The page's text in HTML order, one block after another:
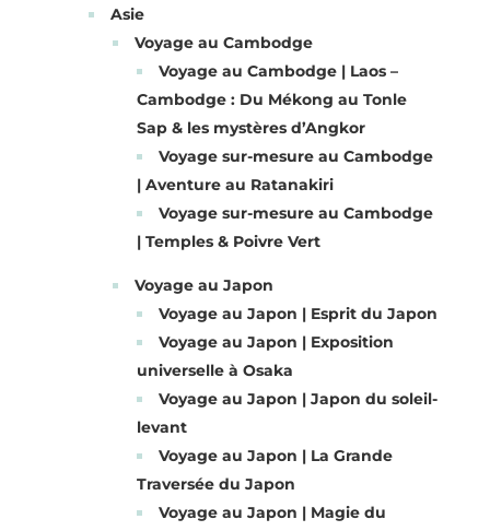
Asie
Voyage au Cambodge
Voyage au Cambodge | Laos –
Cambodge : Du Mékong au Tonle
Sap & les mystères d’Angkor
Voyage sur-mesure au Cambodge
| Aventure au Ratanakiri
Voyage sur-mesure au Cambodge
| Temples & Poivre Vert
Voyage au Japon
Voyage au Japon | Esprit du Japon
Voyage au Japon | Exposition
universelle à Osaka
Voyage au Japon | Japon du soleil-
levant
Voyage au Japon | La Grande
Traversée du Japon
Voyage au Japon | Magie du